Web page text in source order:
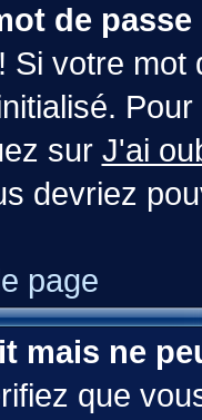
de passe
Si votre
sur J'ai
devriez
page
mais ne
que